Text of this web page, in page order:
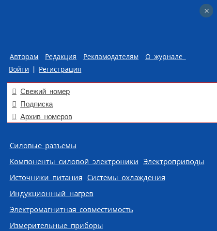
Авторам Редакция Рекламодателям
О журнале
Войти | Регистрация
Свежий номер
Подписка
Архив номеров
Skip to content
Силовые разъемы
Компоненты силовой электроники Электроприводы
Источники питания Системы охлаждения
Индукционный нагрев
Электромагнитная совместимость
Измерительные приборы
×
×